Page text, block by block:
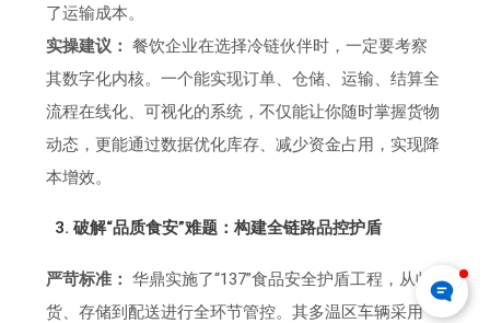
了运输成本。
实操建议： 餐饮企业在选择冷链伙伴时，一定要考察
其数字化内核。一个能实现订单、仓储、运输、结算全
流程在线化、可视化的系统，不仅能让你随时掌握货物
动态，更能通过数据优化库存、减少资金占用，实现降
本增效。
3. 破解“品质食安”难题：构建全链路品控护盾
严苛标准： 华鼎实施了“137”食品安全护盾工程，从收
货、存储到配送进行全环节管控。其多温区车辆采用